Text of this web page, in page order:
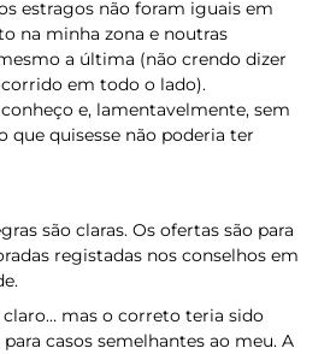
estragos não foram iguais em
na minha zona e noutras
a última (não crendo dizer
em todo o lado).
e, lamentavelmente, sem
que quisesse não poderia ter
são claras. Os ofertas são para
registadas nos conselhos em
mas o correto teria sido
casos semelhantes ao meu. A